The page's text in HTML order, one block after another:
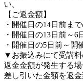
い。
【ご返金額】
・開催日の14日前ま
・開催日の13日前～
・開催日の5日前～開
▼お振込みにて受講
返金金額が発生する
差し引いた金額を返金